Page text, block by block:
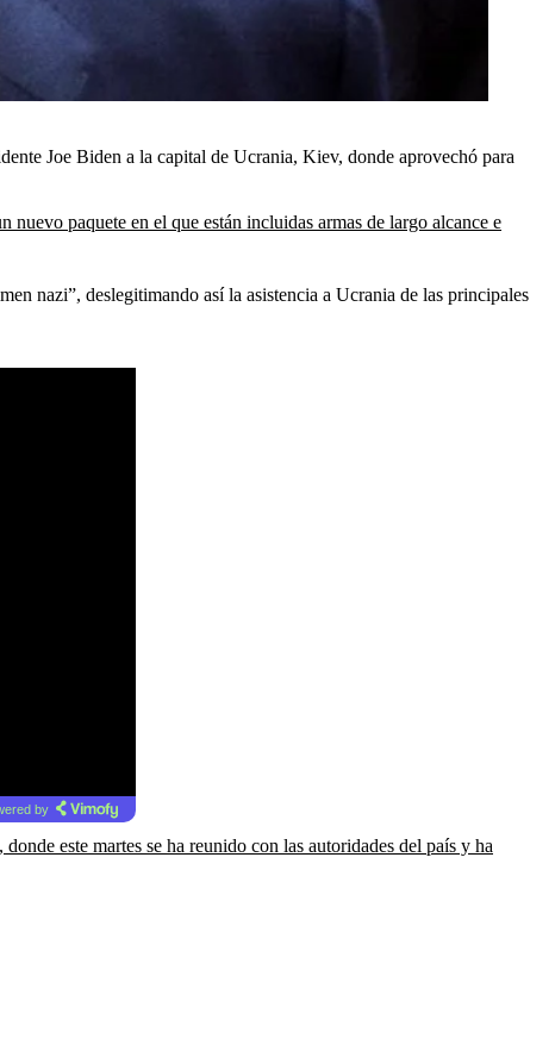
Joe Biden a la capital de Ucrania, Kiev, donde aprovechó para
paquete en el que están incluidas armas de largo alcance e
nazi”, deslegitimando así la asistencia a Ucrania de las principales
by
este martes se ha reunido con las autoridades del país y ha